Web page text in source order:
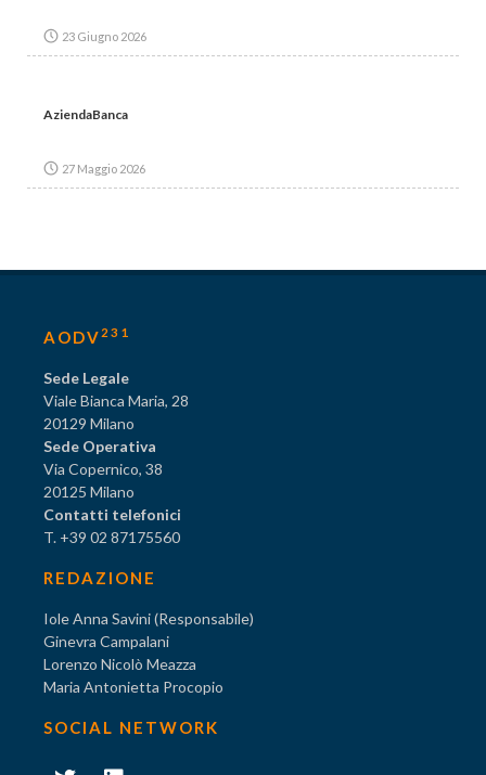
23 Giugno 2026
AziendaBanca
27 Maggio 2026
AODV 231
Sede Legale
Viale Bianca Maria, 28
20129 Milano
Sede Operativa
Via Copernico, 38
20125 Milano
Contatti telefonici
T. +39 02 87175560
REDAZIONE
Iole Anna Savini (Responsabile)
Ginevra Campalani
Lorenzo Nicolò Meazza
Maria Antonietta Procopio
SOCIAL NETWORK